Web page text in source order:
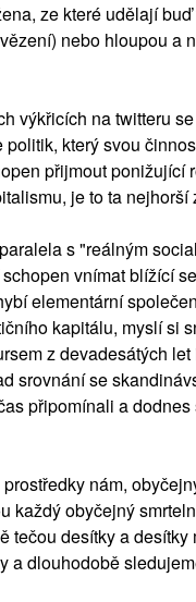
ze které udělají
nebo hloupou a
výkřicích na twitteru
který svou
přijmout ponižující
je to ta nejhorší
s "reálným
vnímat blížící
elementární
kapitálu, myslí si
z devadesátých
srovnání se
připomínali a
nám,
každý obyčejný
tečou desítky a
a dlouhodobě